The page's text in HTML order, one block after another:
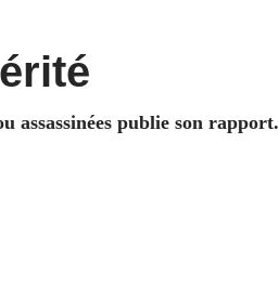
assassinées publie son rapport.